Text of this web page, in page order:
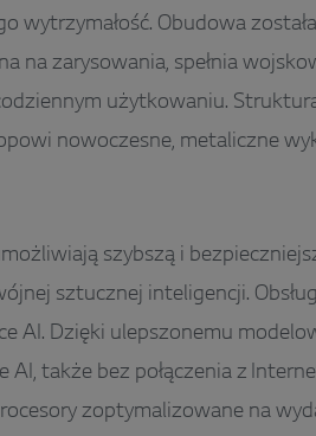
wytrzymałość. Obudowa
na zarysowania, spełnia
użytkowaniu.
nowoczesne, metaliczne
szybszą i
sztucznej inteligencji.
AI. Dzięki ulepszonemu
także bez połączenia z
zoptymalizowane na